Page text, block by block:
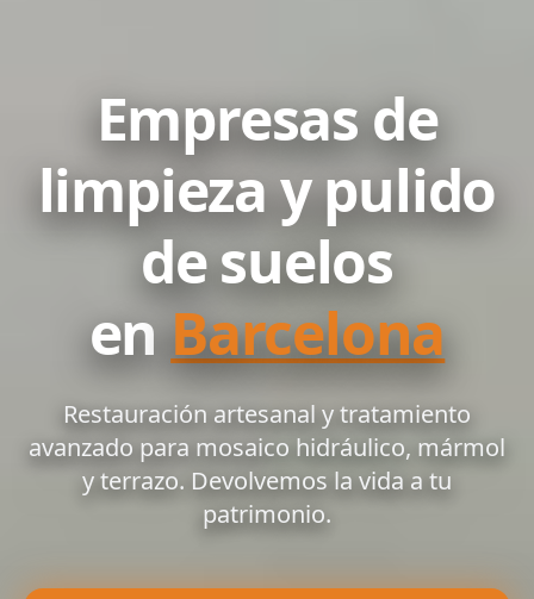
Empresas de
limpieza y pulido
de suelos
en Barcelona
Restauración artesanal y tratamiento
avanzado para mosaico hidráulico, mármol
y terrazo. Devolvemos la vida a tu
patrimonio.